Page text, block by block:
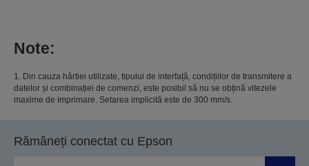
Note:
1. Din cauza hârtiei utilizate, tipului de interfață, condițiilor de transmitere a
datelor și combinației de comenzi, este posibil să nu se obțină vitezele
maxime de imprimare. Setarea implicită este de 300 mm/s.
Rămâneți conectat cu Epson